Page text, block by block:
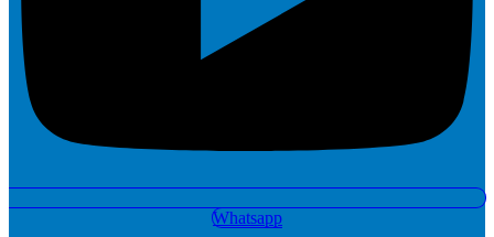
Whatsapp